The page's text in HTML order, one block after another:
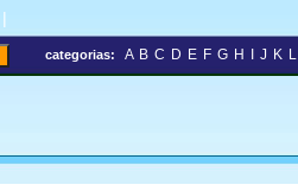
|
categorias: A B C D E F G H J K L